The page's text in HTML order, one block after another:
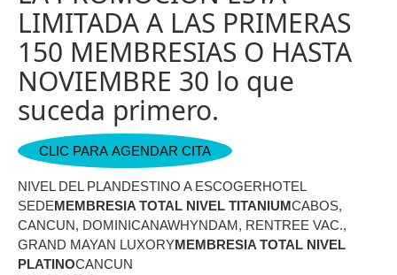
LIMITADA A LAS PRIMERAS
150 MEMBRESIAS O HASTA
NOVIEMBRE 30 lo que
suceda primero.
CLIC PARA AGENDAR CITA
NIVEL DEL PLANDESTINO A ESCOGERHOTEL
SEDEMEMBRESIA TOTAL NIVEL TITANIUMCABOS,
CANCUN, DOMINICANAWHYNDAM, RENTREE VAC.,
GRAND MAYAN LUXORYMEMBRESIA TOTAL NIVEL
PLATINOCANCUN